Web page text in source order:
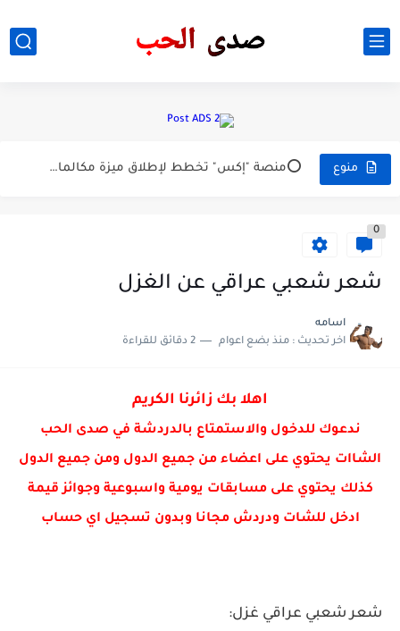
منوع ⭕منصة "إكس" تخطط لإطلاق ميزة مكالمات فيديو وصوت دون حاجة...
شات نسيم الورد ... دردشة صدى الحب
0
شعر شعبي عراقي عن الغزل
اسامه
اخر تحديث : منذ بضع اعوام 2 دقائق للقراءة
اهلا بك زائرنا الكريم
ندعوك للدخول والاستمتاع بالدردشة في صدى الحب
الشاات يحتوي على اعضاء من جميع الدول ومن جميع الدول
كذلك يحتوي على مسابقات يومية واسبوعية وجوائز قيمة
ادخل للشات ودردش مجانا وبدون تسجيل اي حساب
شعر شعبي عراقي غزل: